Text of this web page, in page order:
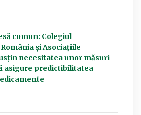
comun: Colegiul
și Asociațiile
necesitatea unor măsuri
asigure predictibilitatea